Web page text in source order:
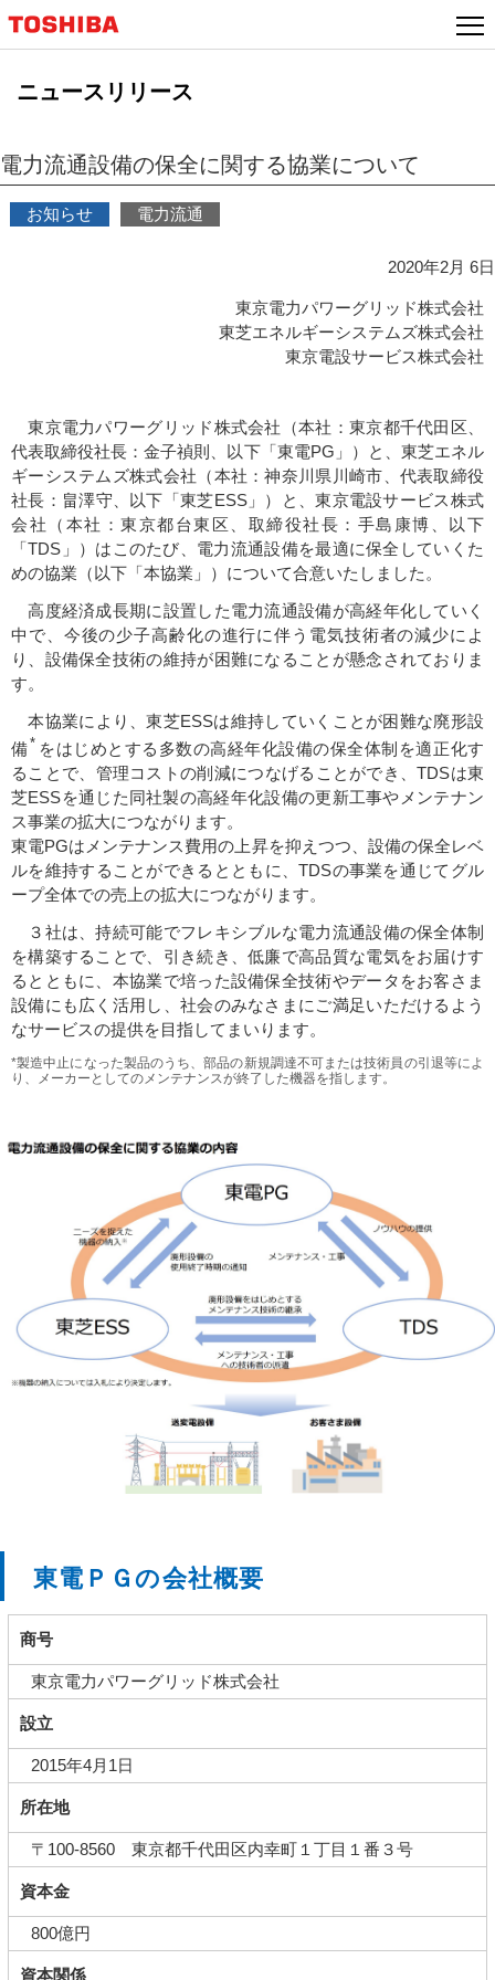
ジ
プ
ニュースリリース
電力流通設備の保全に関する協業について
お知らせ 電力流通
2020年2月 6日
東京電力パワーグリッド株式会社
東芝エネルギーシステムズ株式会社
東京電設サービス株式会社
東京電力パワーグリッド株式会社（本社：東京都千代田区、
代表取締役社長：金子禎則、以下「東電PG」）と、東芝エネル
ギーシステムズ株式会社（本社：神奈川県川崎市、代表取締役
社長：畠澤守、以下「東芝ESS」）と、東京電設サービス株式
会社（本社：東京都台東区、取締役社長：手島康博、以下
「TDS」）はこのたび、電力流通設備を最適に保全していくた
めの協業（以下「本協業」）について合意いたしました。
高度経済成長期に設置した電力流通設備が高経年化していく
中で、今後の少子高齢化の進行に伴う電気技術者の減少によ
り、設備保全技術の維持が困難になることが懸念されておりま
す。
本協業により、東芝ESSは維持していくことが困難な廃形設
備* をはじめとする多数の高経年化設備の保全体制を適正化す
ることで、管理コストの削減につなげることができ、TDSは東
芝ESSを通じた同社製の高経年化設備の更新工事やメンテナン
ス事業の拡大につながります。
東電PGはメンテナンス費用の上昇を抑えつつ、設備の保全レベ
ルを維持することができるとともに、TDSの事業を通じてグル
ープ全体での売上の拡大につながります。
３社は、持続可能でフレキシブルな電力流通設備の保全体制
を構築することで、引き続き、低廉で高品質な電気をお届けす
るとともに、本協業で培った設備保全技術やデータをお客さま
設備にも広く活用し、社会のみなさまにご満足いただけるよう
なサービスの提供を目指してまいります。
*製造中止になった製品のうち、部品の新規調達不可または技術員の引退等によ
り、メーカーとしてのメンテナンスが終了した機器を指します。
東電ＰＧの会社概要
商号
東京電力パワーグリッド株式会社
設立
2015年4月1日
所在地
〒100-8560 東京都千代田区内幸町１丁目１番３号
資本金
800億円
資本関係